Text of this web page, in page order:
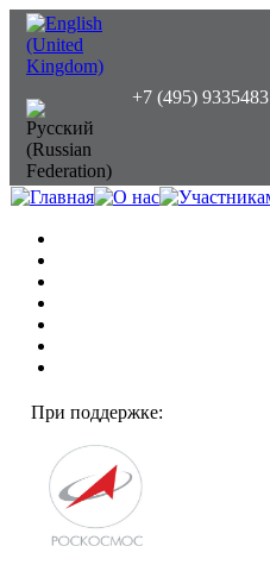
+7 (495) 9335483
При поддержке: